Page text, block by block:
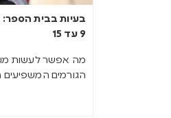
בעיות בבית הספר:
9 עד 15
מה אפשר לעשות
הגורמים המשפיעים